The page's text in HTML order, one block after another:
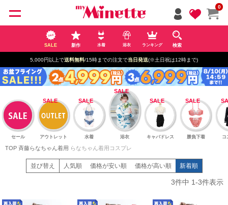
0
SALE 新作 水着 浴衣 ランキング 検索
5,000円以上で送料無料/15時までの注文で当日発送(※土日祝は12時まで)
セール アウトレット 水着 浴衣 キャバドレス 勝負下着 コ
TOP 斉藤らなちゃん着用 らなちゃん着用コスプレ
並び替え 人気順 価格が安い順 価格が高い順 新着順
3件中 1-3件表示
ペー
ジト
ップ